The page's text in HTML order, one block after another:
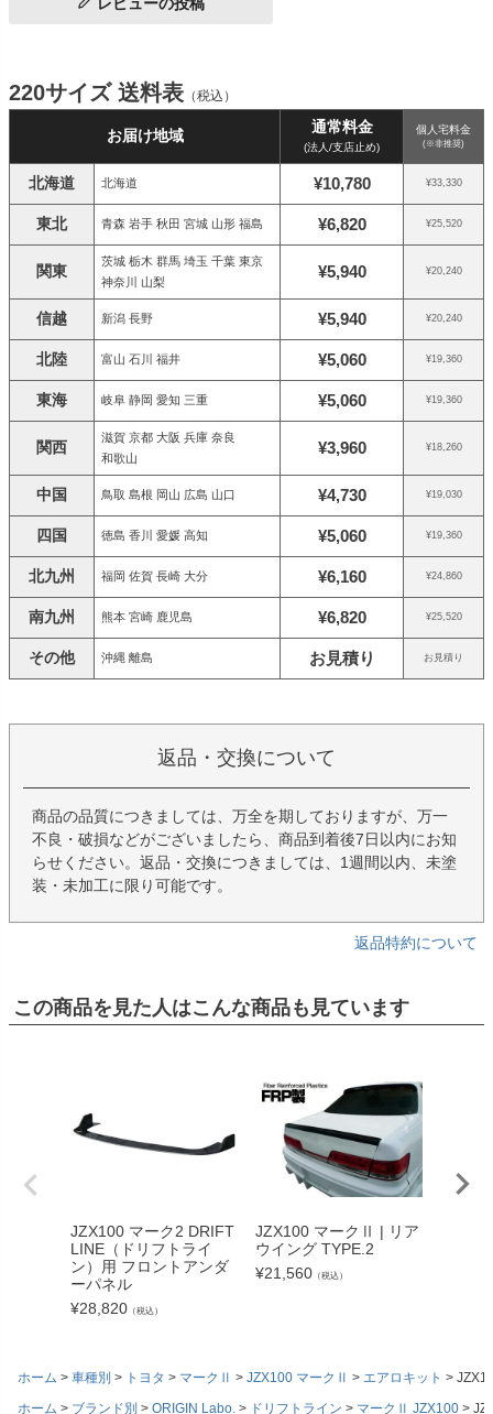
220サイズ 送料表 （税込）
お届け地域 通常料金
(法人/支店止め)
個人宅料金
(※非推奨)
北海道 北海道 ¥10,780 ¥33,330
東北 青森 岩手 秋田 宮城 山形 福島 ¥6,820 ¥25,520
関東
茨城 栃木 群馬 埼玉 千葉 東京
神奈川 山梨
¥5,940 ¥20,240
信越 新潟 長野 ¥5,940 ¥20,240
北陸 富山 石川 福井 ¥5,060 ¥19,360
東海 岐阜 静岡 愛知 三重 ¥5,060 ¥19,360
関西
滋賀 京都 大阪 兵庫 奈良
和歌山
¥3,960 ¥18,260
中国 鳥取 島根 岡山 広島 山口 ¥4,730 ¥19,030
四国 徳島 香川 愛媛 高知 ¥5,060 ¥19,360
北九州 福岡 佐賀 長崎 大分 ¥6,160 ¥24,860
南九州 熊本 宮崎 鹿児島 ¥6,820 ¥25,520
その他 沖縄 離島 お見積り お見積り
返品・交換について
商品の品質につきましては、万全を期しておりますが、万一
不良・破損などがございましたら、商品到着後7日以内にお知
らせください。返品・交換につきましては、1週間以内、未塗
装・未加工に限り可能です。
返品特約について
この商品を見た人はこんな商品も見ています
JZX100 マーク2 DRIFT
LINE（ドリフトライ
ン）用 フロントアンダ
ーパネル
¥28,820 （税込）
JZX100 マークⅡ | リア
ウイング TYPE.2
¥21,560 （税込）
ホーム 車種別 トヨタ マークⅡ JZX100 マークⅡ エアロキット
ホーム
ブランド別 ORIGIN Labo. ドリフトライン マークⅡ JZX100